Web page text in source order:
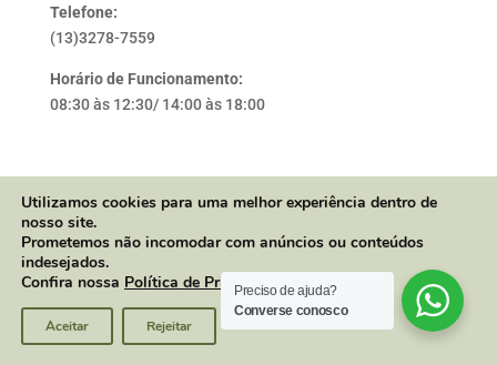
Telefone:
(13)3278-7559
Horário de Funcionamento:
08:30 às 12:30/ 14:00 às 18:00
© 2019 FM Seguros. Todos os direitos autorais. Criado
porInteli Marketing. O uso do site da FM Corretora de
Seguros é sujeito às regras descritas nos
e napolítica de privacidade. A FM Corretora de Seguros
atua em estrita observância à legislação securitária.
Utilizamos cookies para uma melhor experiência dentro de
nosso site.
Prometemos não incomodar com anúncios ou conteúdos
indesejados.
Confira nossa Política de Privacidade.
Aceitar Rejeitar
Preciso de ajuda?
Converse conosco